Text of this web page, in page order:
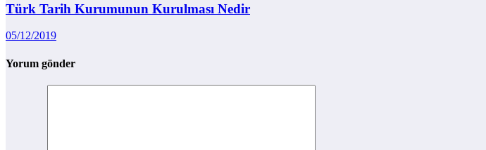
Türk Tarih Kurumunun Kurulması Nedir
05/12/2019
Yorum gönder